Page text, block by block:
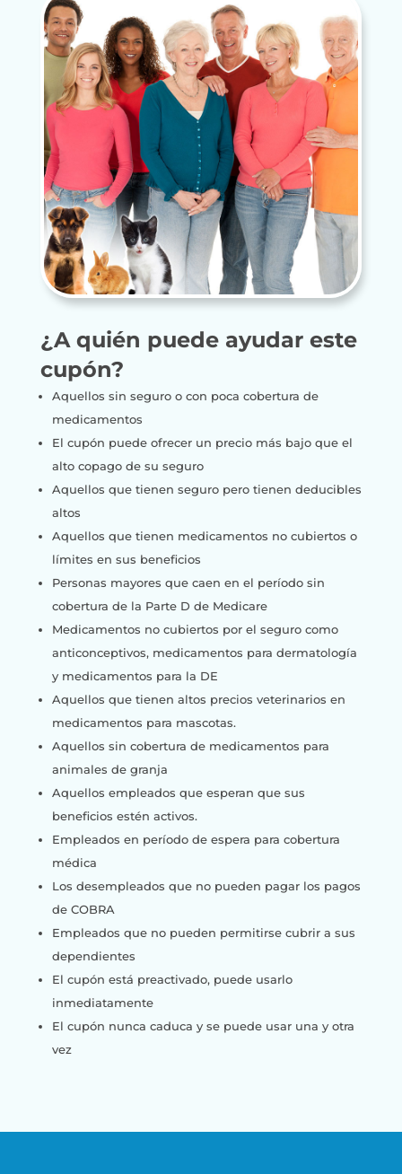
¿A quién puede ayudar este
cupón?
Aquellos sin seguro o con poca cobertura de
medicamentos
El cupón puede ofrecer un precio más bajo que el
alto copago de su seguro
Aquellos que tienen seguro pero tienen deducibles
altos
Aquellos que tienen medicamentos no cubiertos o
límites en sus beneficios
Personas mayores que caen en el período sin
cobertura de la Parte D de Medicare
Medicamentos no cubiertos por el seguro como
anticonceptivos, medicamentos para dermatología
y medicamentos para la DE
Aquellos que tienen altos precios veterinarios en
medicamentos para mascotas.
Aquellos sin cobertura de medicamentos para
animales de granja
Aquellos empleados que esperan que sus
beneficios estén activos.
Empleados en período de espera para cobertura
médica
Los desempleados que no pueden pagar los pagos
de COBRA
Empleados que no pueden permitirse cubrir a sus
dependientes
El cupón está preactivado, puede usarlo
inmediatamente
El cupón nunca caduca y se puede usar una y otra
vez